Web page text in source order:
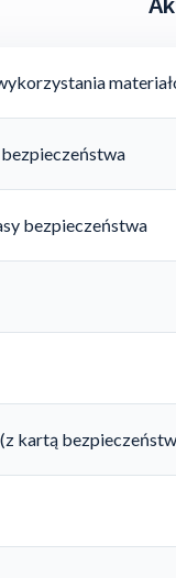
bezpieczeństwa
kartą